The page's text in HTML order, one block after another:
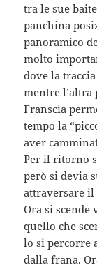
tra le sue
panchina
panoramico
molto
dove la
mentre l’altra
Franscia
tempo la
aver
Per il ritorno
però si devia
attraversare il
Ora si scende
quello che
lo si percorre
dalla frana.